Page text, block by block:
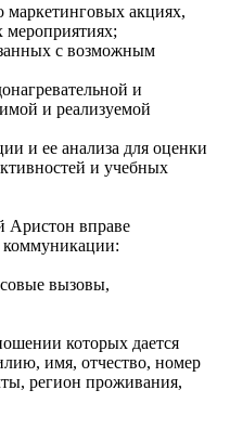
акциях,
мероприятиях;
с возможным
и
и реализуемой
и ее анализа для оценки
и учебных
Аристон вправе
коммуникации:
вызовы,
которых дается
имя, отчество, номер
регион проживания,